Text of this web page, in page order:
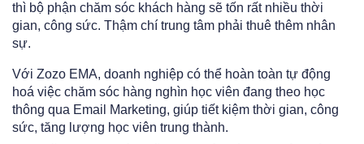
thì bộ phận chăm sóc khách hàng sẽ tốn rất nhiều thời
gian, công sức. Thậm chí trung tâm phải thuê thêm nhân
sự.
Với Zozo EMA, doanh nghiệp có thể hoàn toàn tự động
hoá việc chăm sóc hàng nghìn học viên đang theo học
thông qua Email Marketing, giúp tiết kiệm thời gian, công
sức, tăng lượng học viên trung thành.